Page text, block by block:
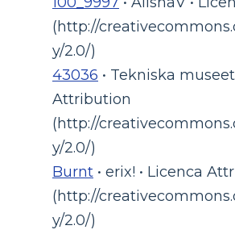
(http://
y/2.0/)
43036 • Tekniska
Attribution
(http://
y/2.0/)
Burnt • erix! • Licenca
(http://
y/2.0/)